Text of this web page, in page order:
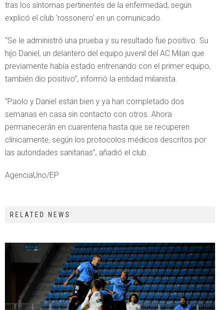
tras los síntomas pertinentes de la enfermedad, según
explicó el club ‘rossonero’ en un comunicado.
“Se le administró una prueba y su resultado fue positivo. Su
hijo Daniel, un delantero del equipo juvenil del AC Milan que
previamente había estado entrenando con el primer equipo,
también dio positivo”, informó la entidad milanista.
“Paolo y Daniel están bien y ya han completado dos
semanas en casa sin contacto con otros. Ahora
permanecerán en cuarentena hasta que se recuperen
clínicamente, según los protocolos médicos descritos por
las autoridades sanitarias”, añadió el club.
AgenciaUno/EP
RELATED NEWS